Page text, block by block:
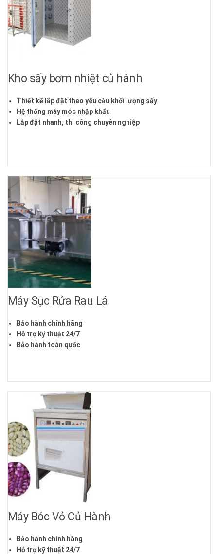
Kho sấy bơm nhiệt củ hành
Thiết kế lắp đặt theo yêu cầu khối lượng sấy
Hệ thống máy móc nhập khẩu
Lắp đặt nhanh, thi công chuyên nghiệp
Máy Sục Rửa Rau Lá
Bảo hành chính hãng
Hỗ trợ kỹ thuật 24/7
Bảo hành toàn quốc
Máy Bóc Vỏ Củ Hành
Bảo hành chính hãng
Hỗ trợ kỹ thuật 24/7